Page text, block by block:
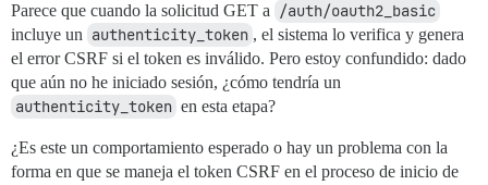
Parece que cuando la solicitud GET a /auth/oauth2_basic
incluye un authenticity_token , el sistema lo verifica y genera
el error CSRF si el token es inválido. Pero estoy confundido: dado
que aún no he iniciado sesión, ¿cómo tendría un
authenticity_token en esta etapa?
¿Es este un comportamiento esperado o hay un problema con la
forma en que se maneja el token CSRF en el proceso de inicio de